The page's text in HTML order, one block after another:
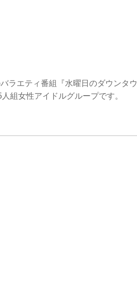
ラエティ番組『水曜日のダウンタウ
組女性アイドルグループです。